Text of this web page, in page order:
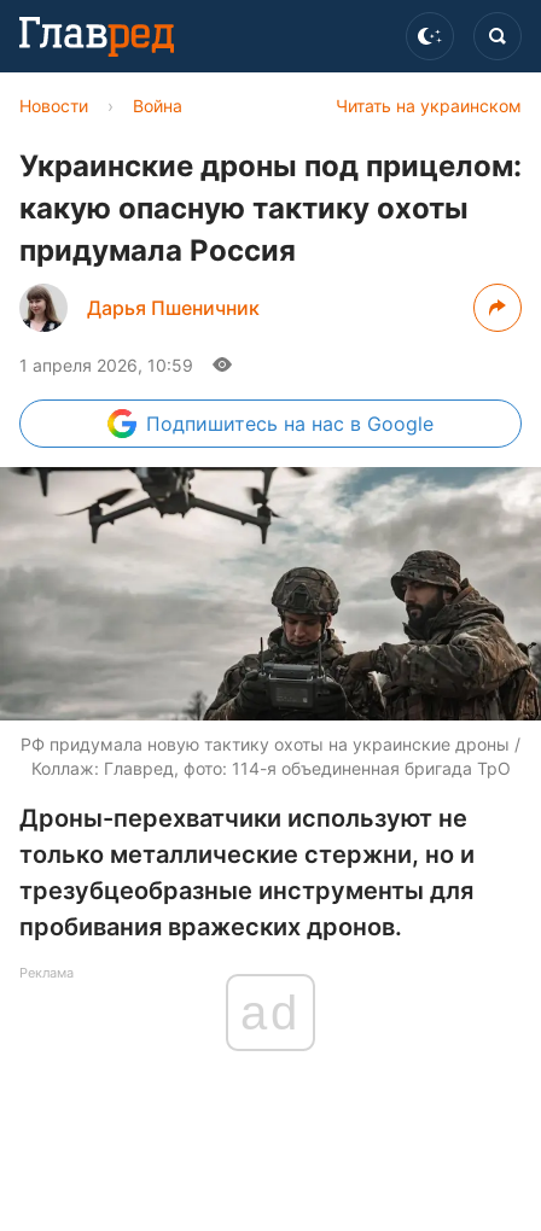
Читать на украинском
Новости › Война
Украинские дроны под прицелом:
какую опасную тактику охоты
придумала Россия
Дарья Пшеничник
1 апреля 2026, 10:59
Подпишитесь на нас в Google
РФ придумала новую тактику охоты на украинские дроны /
Коллаж: Главред, фото: 114-я объединенная бригада ТрО
Дроны-перехватчики используют не
только металлические стержни, но и
трезубцеобразные инструменты для
пробивания вражеских дронов.
Реклама
ad